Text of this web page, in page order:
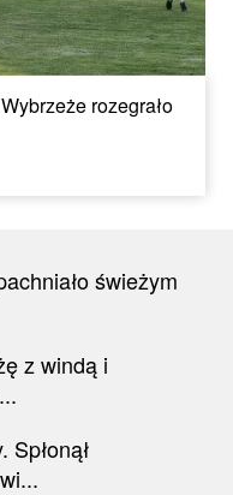
rozegrało
świeżym
z windą i